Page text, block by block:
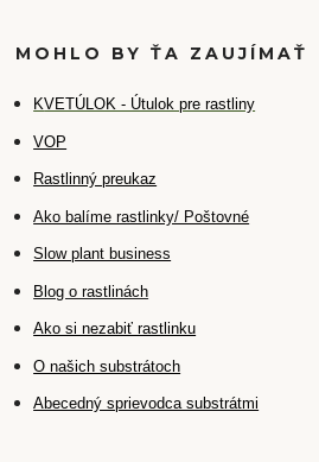
MOHLO BY ŤA ZAUJÍMAŤ
KVETÚLOK - Útulok pre rastliny
VOP
Rastlinný preukaz
Ako balíme rastlinky/ Poštovné
Slow plant business
Blog o rastlinách
Ako si nezabiť rastlinku
O našich substrátoch
Abecedný sprievodca substrátmi